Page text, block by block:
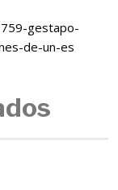
gestapo-
de-un-es